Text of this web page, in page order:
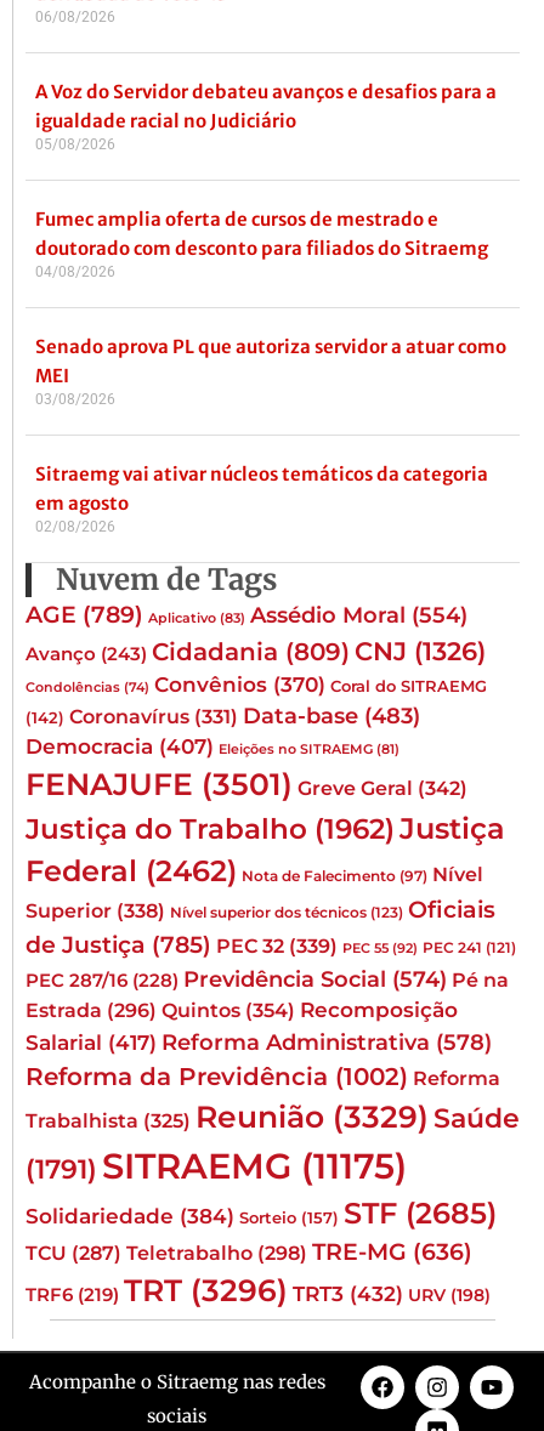
06/08/2026
A Voz do Servidor debateu avanços e desafios para a
igualdade racial no Judiciário
05/08/2026
Fumec amplia oferta de cursos de mestrado e
doutorado com desconto para filiados do Sitraemg
04/08/2026
Senado aprova PL que autoriza servidor a atuar como
MEI
03/08/2026
Sitraemg vai ativar núcleos temáticos da categoria
em agosto
02/08/2026
Nuvem de Tags
AGE (789) Aplicativo (83) Assédio Moral (554)
Avanço (243) Cidadania (809) CNJ (1326)
Condolências (74) Convênios (370) Coral do SITRAEMG
(142) Coronavírus (331) Data-base (483)
Democracia (407) Eleições no SITRAEMG (81)
FENAJUFE (3501) Greve Geral (342)
Justiça do Trabalho (1962) Justiça
Federal (2462) Nota de Falecimento (97) Nível
Superior (338) Nível superior dos técnicos (123) Oficiais
de Justiça (785) PEC 32 (339) PEC 55 (92) PEC 241 (121)
PEC 287/16 (228) Previdência Social (574) Pé na
Estrada (296) Quintos (354) Recomposição
Salarial (417) Reforma Administrativa (578)
Reforma da Previdência (1002) Reforma
Trabalhista (325) Reunião (3329) Saúde
(1791) SITRAEMG (11175)
Solidariedade (384) Sorteio (157) STF (2685)
TCU (287) Teletrabalho (298) TRE-MG (636)
TRF6 (219) TRT (3296) TRT3 (432) URV (198)
Acompanhe o Sitraemg nas redes
sociais